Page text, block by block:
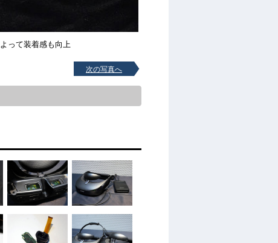
って装着感も向上
次の写真へ